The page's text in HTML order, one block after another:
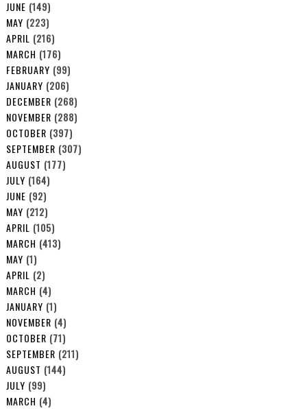
JUNE (149)
MAY (223)
APRIL (216)
MARCH (176)
FEBRUARY (99)
JANUARY (206)
DECEMBER (268)
NOVEMBER (288)
OCTOBER (397)
SEPTEMBER (307)
AUGUST (177)
JULY (164)
JUNE (92)
MAY (212)
APRIL (105)
MARCH (413)
MAY (1)
APRIL (2)
MARCH (4)
JANUARY (1)
NOVEMBER (4)
OCTOBER (71)
SEPTEMBER (211)
AUGUST (144)
JULY (99)
MARCH (4)